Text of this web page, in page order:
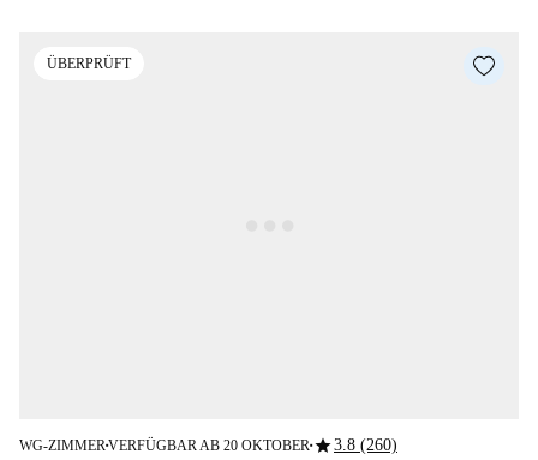
ÜBERPRÜFT
WG-ZIMMER ■VERFÜGBAR AB 20 OKTOBER ■star3.8 (260)